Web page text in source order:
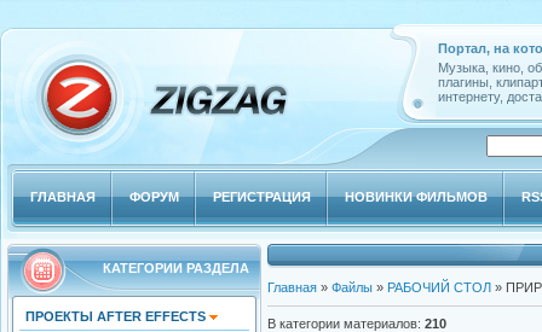
Портал, на
Музыка, кино,
плагины,
интернету,
ГЛАВНАЯ ФОРУМ РЕГИСТРАЦИЯ НОВИНКИ ФИЛЬМОВ
КАТЕГОРИИ РАЗДЕЛА
ПРОЕКТЫ AFTER EFFECTS
Главная » Файлы » РАБОЧИЙ СТОЛ »
В категории материалов: 210